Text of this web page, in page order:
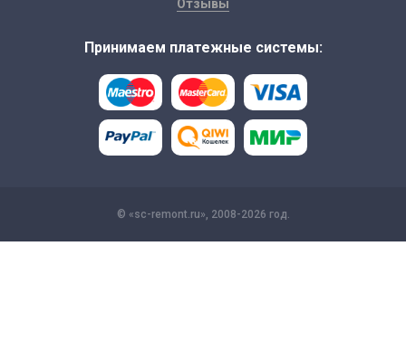
Отзывы
Принимаем платежные системы:
© «sc-remont.ru», 2008-2026 год.